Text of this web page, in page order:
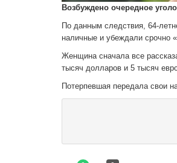
Возбуждено очередное
По данным следствия, 64-
наличные и убеждали срочно
Женщина сначала все
тысяч долларов и 5 тысяч
Потерпевшая передала свои